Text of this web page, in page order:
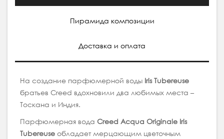
Пирамида композиции
Доставка и оплата
На создание парфюмерной воды Iris Tubereuse
братьев Creed вдохновили два любимых места –
Тоскана и Индия.
Парфюмерная вода Creed Acqua Originale Iris
Tubereuse обладает мерцающим цветочным